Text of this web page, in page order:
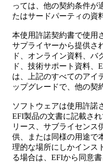
っては、他の契約条件が
たはサードパーティの資
本使用許諾契約書で使用
サプライヤーから提供さ
ド、オンライン資料、
ド、技術サポート資料
は、上記のすべてのアイ
ップグレードで、他の契
ソフトウェアは使用許諾
EFI製品の文書に記載さ
リース、サブライセンス
供、または同様の用途で
理的な場所にしかインス
る場合は、EFIから同意